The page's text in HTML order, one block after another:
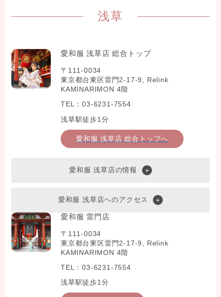
浅草
愛和服 浅草店 総合トップ
〒111-0034
東京都台東区雷門2-17-9, Relink
KAMINARIMON 4階
TEL：03-6231-7554
浅草駅徒歩1分
愛和服 浅草店 総合トップへ
愛和服 浅草店の情報
愛和服 浅草店へのアクセス
愛和服 雷門店
〒111-0034
東京都台東区雷門2-17-9, Relink
KAMINARIMON 4階
TEL：03-6231-7554
浅草駅徒歩1分